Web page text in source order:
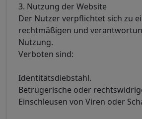
3. Nutzung der Website
Der Nutzer verpflichtet sich zu
rechtmäßigen und
Nutzung.
Verboten sind:
Identitätsdiebstahl.
Betrügerische oder
Einschleusen von Viren oder